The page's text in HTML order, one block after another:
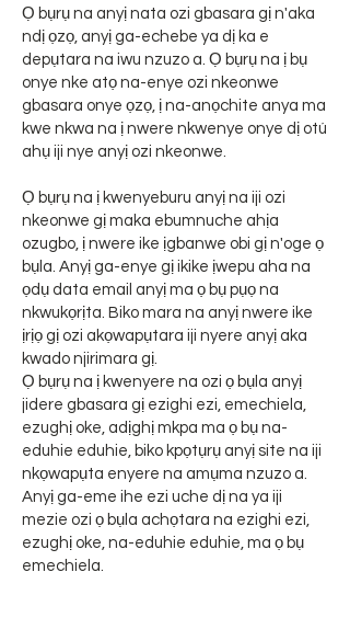
Ọ bụrụ na anyị nata ozi gbasara gị n'aka
ndị ọzọ, anyị ga-echebe ya dị ka e
depụtara na iwu nzuzo a. Ọ bụrụ na ị bụ
onye nke atọ na-enye ozi nkeonwe
gbasara onye ọzọ, ị na-anọchite anya ma
kwe nkwa na ị nwere nkwenye onye dị otú
ahụ iji nye anyị ozi nkeonwe.
Ọ bụrụ na ị kwenyeburu anyị na iji ozi
nkeonwe gị maka ebumnuche ahịa
ozugbo, ị nwere ike ịgbanwe obi gị n'oge ọ
bụla. Anyị ga-enye gị ikike ịwepu aha na
ọdụ data email anyị ma ọ bụ pụọ na
nkwukọrịta. Biko mara na anyị nwere ike
ịrịọ gị ozi akọwapụtara iji nyere anyị aka
kwado njirimara gị.
Ọ bụrụ na ị kwenyere na ozi ọ bụla anyị
jidere gbasara gị ezighi ezi, emechiela,
ezughị oke, adịghị mkpa ma ọ bụ na-
eduhie eduhie, biko kpọtụrụ anyị site na iji
nkọwapụta enyere na amụma nzuzo a.
Anyị ga-eme ihe ezi uche dị na ya iji
mezie ozi ọ bụla achọtara na ezighi ezi,
ezughị oke, na-eduhie eduhie, ma ọ bụ
emechiela.